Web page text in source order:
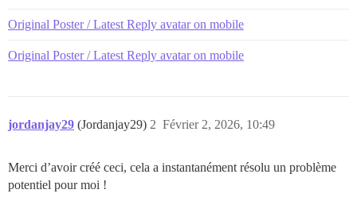
Original Poster / Latest Reply avatar on mobile
Original Poster / Latest Reply avatar on mobile
jordanjay29 (Jordanjay29) Février 2, 2026, 10:49
2
Merci d’avoir créé ceci, cela a instantanément résolu un problème
potentiel pour moi !